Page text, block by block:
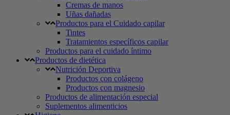
Cremas de manos
Uñas dañadas
Productos para el Cuidado capilar
Tintes
Tratamientos específicos capilar
Productos para el cuidado íntimo
Productos de dietética
Nutrición Deportiva
Productos con colágeno
Productos con magnesio
Productos de alimentación especial
Suplementos alimenticios